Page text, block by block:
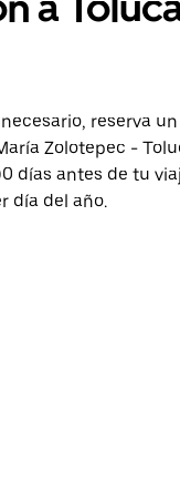
reserva
Zolotepec -
días antes de tu
día del año.